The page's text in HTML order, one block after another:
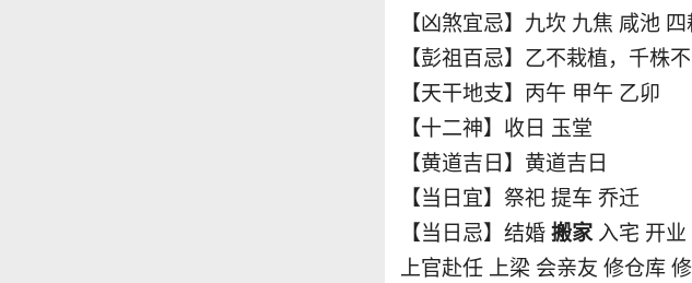
【凶煞宜忌】九坎 九焦 咸池
【彭祖百忌】乙不栽植，千株
【天干地支】丙午 甲午 乙卯
【十二神】收日 玉堂
【黄道吉日】黄道吉日
【当日宜】祭祀 提车 乔迁
【当日忌】结婚 搬家入宅 开业
上官赴任 上梁 会亲友 修仓库